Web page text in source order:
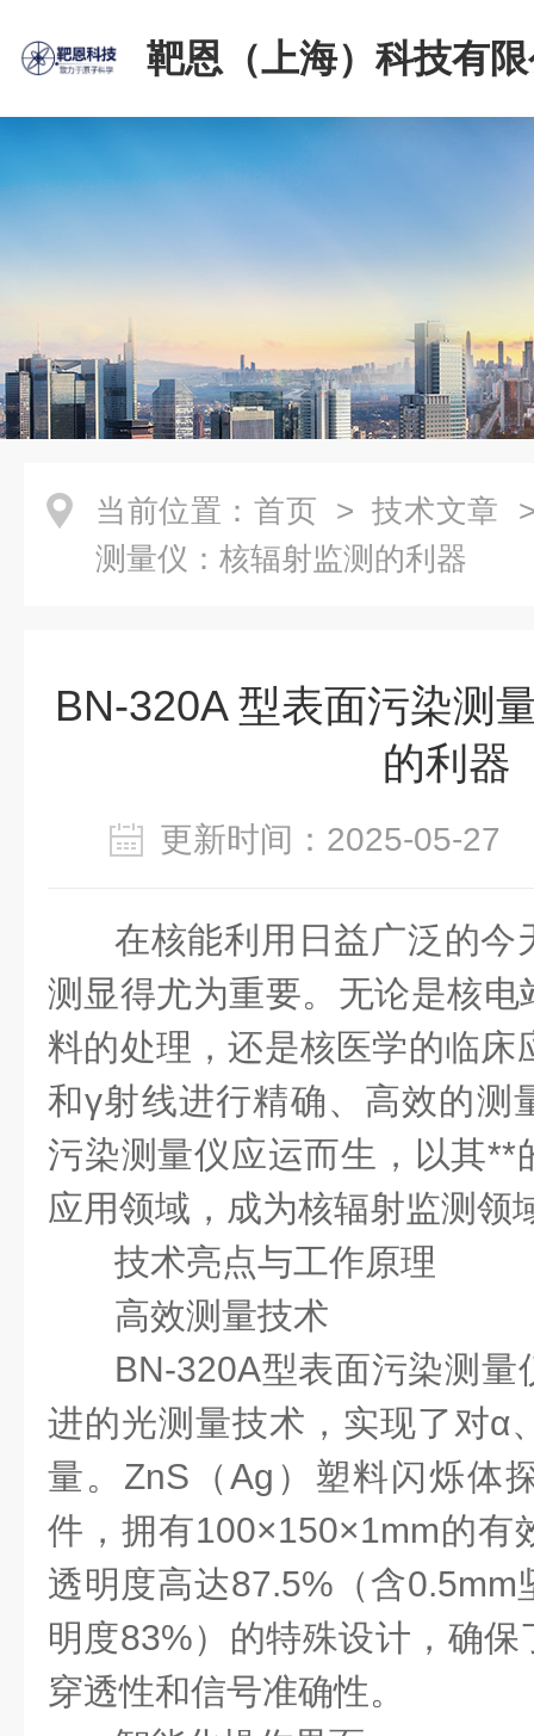
靶恩（上海）科技有
当前位置： 首页 > 技术文章
测量仪：核辐射监测的利器
BN-320A 型表面污染测
的利器
更新时间：2025-05-
在核能利用日益广泛的今
测显得尤为重要。无论是核
料的处理，还是核医学的临床
和γ射线进行精确、高效的测
污染测量仪应运而生，以其**
应用领域，成为核辐射监测领
技术亮点与工作原理
高效测量技术
BN-320A型表面污染测量
进的光测量技术，实现了对α
量。ZnS（Ag）塑料闪烁体
件，拥有100×150×1mm的有
透明度高达87.5%（含0.5mm
明度83%）的特殊设计，确
穿透性和信号准确性。